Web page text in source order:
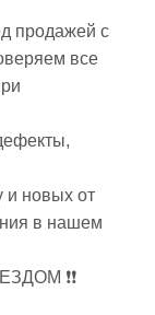
продажей с
все
и новых от
в нашем
❗❗